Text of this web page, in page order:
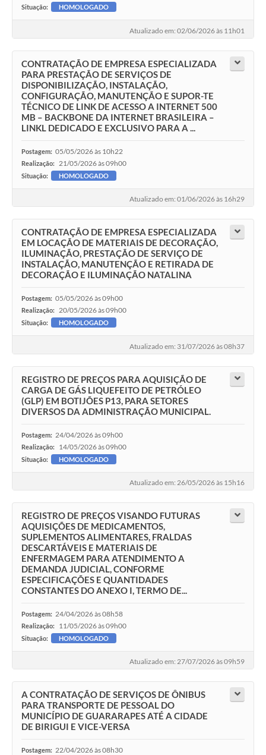
Situação: HOMOLOGADO
Atualizado em: 02/06/2026 às 11h01
CONTRATAÇÃO DE EMPRESA ESPECIALIZADA
PARA PRESTAÇÃO DE SERVIÇOS DE
DISPONIBILIZAÇÃO, INSTALAÇÃO,
CONFIGURAÇÃO, MANUTENÇÃO E SUPOR-TE
TÉCNICO DE LINK DE ACESSO A INTERNET 500
MB – BACKBONE DA INTERNET BRASILEIRA –
LINKL DEDICADO E EXCLUSIVO PARA A ...
Postagem: 05/05/2026 às 10h22
Realização: 21/05/2026 às 09h00
Situação: HOMOLOGADO
Atualizado em: 01/06/2026 às 16h29
CONTRATAÇÃO DE EMPRESA ESPECIALIZADA
EM LOCAÇÃO DE MATERIAIS DE DECORAÇÃO,
ILUMINAÇÃO, PRESTAÇÃO DE SERVIÇO DE
INSTALAÇÃO, MANUTENÇÃO E RETIRADA DE
DECORAÇÃO E ILUMINAÇÃO NATALINA
Postagem: 05/05/2026 às 09h00
Realização: 20/05/2026 às 09h00
Situação: HOMOLOGADO
Atualizado em: 31/07/2026 às 08h37
REGISTRO DE PREÇOS PARA AQUISIÇÃO DE
CARGA DE GÁS LIQUEFEITO DE PETRÓLEO
(GLP) EM BOTIJÕES P13, PARA SETORES
DIVERSOS DA ADMINISTRAÇÃO MUNICIPAL.
Postagem: 24/04/2026 às 09h00
Realização: 14/05/2026 às 09h00
Situação: HOMOLOGADO
Atualizado em: 26/05/2026 às 15h16
REGISTRO DE PREÇOS VISANDO FUTURAS
AQUISIÇÕES DE MEDICAMENTOS,
SUPLEMENTOS ALIMENTARES, FRALDAS
DESCARTÁVEIS E MATERIAIS DE
ENFERMAGEM PARA ATENDIMENTO A
DEMANDA JUDICIAL, CONFORME
ESPECIFICAÇÕES E QUANTIDADES
CONSTANTES DO ANEXO I, TERMO DE...
Postagem: 24/04/2026 às 08h58
Realização: 11/05/2026 às 09h00
Situação: HOMOLOGADO
Atualizado em: 27/07/2026 às 09h59
A CONTRATAÇÃO DE SERVIÇOS DE ÔNIBUS
PARA TRANSPORTE DE PESSOAL DO
MUNICÍPIO DE GUARARAPES ATÉ A CIDADE
DE BIRIGUI E VICE-VERSA
Postagem: 22/04/2026 às 08h30